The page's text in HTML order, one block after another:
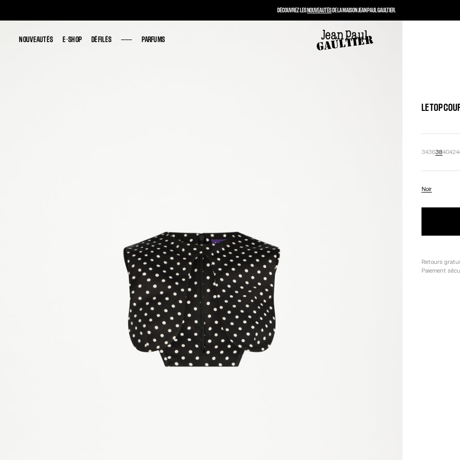
NOUVEAUTÉS E-SHOP DÉFILÉS PARFUMS
NOUVEAUTÉS E-SHOP DÉFILÉS PARFUMS
LE TOP
3436384042
Noir
Retours
Paiement
DÉCOUVREZ LESNOUVEAUTÉSDE LA MAISON JEAN PAUL GAULTIER.